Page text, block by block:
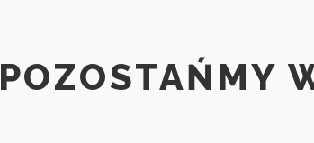
POZOSTAŃMY